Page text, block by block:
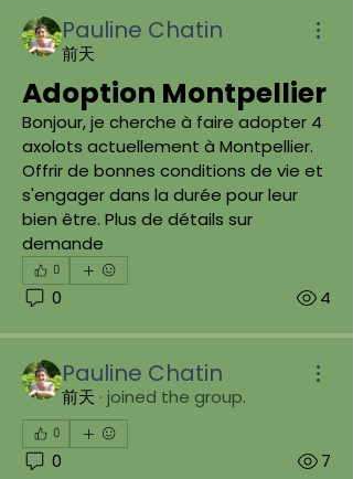
Pauline Chatin
前天
Adoption Montpellier
Bonjour, je cherche à faire adopter 4
axolots actuellement à Montpellier.
Offrir de bonnes conditions de vie et
s'engager dans la durée pour leur
bien être. Plus de détails sur
demande
0
0 4
Pauline Chatin
前天 · joined the group.
0
0 7